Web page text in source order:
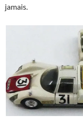
jamais.